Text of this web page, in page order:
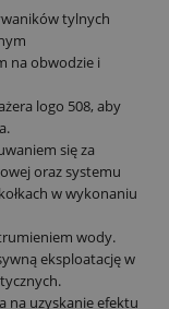
tylnych
na obwodzie i
logo 508, aby
się za
oraz systemu
w wykonaniu
wody.
eksploatację w
na uzyskanie efektu